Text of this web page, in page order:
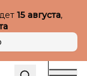
15 августа,